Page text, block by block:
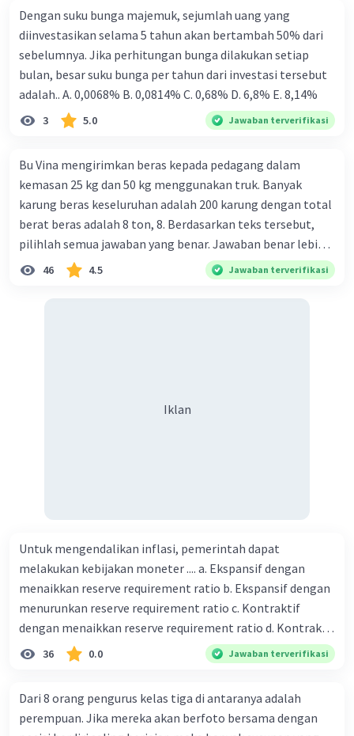
Dengan suku bunga majemuk, sejumlah uang yang
diinvestasikan selama 5 tahun akan bertambah 50% dari
sebelumnya. Jika perhitungan bunga dilakukan setiap
bulan, besar suku bunga per tahun dari investasi tersebut
adalah.. A. 0,0068% B. 0,0814% C. 0,68% D. 6,8% Ε. 8,14%
3 5.0 Jawaban terverifikasi
Bu Vina mengirimkan beras kepada pedagang dalam
kemasan 25 kg dan 50 kg menggunakan truk. Banyak
karung beras keseluruhan adalah 200 karung dengan total
berat beras adalah 8 ton, 8. Berdasarkan teks tersebut,
pilihlah semua jawaban yang benar. Jawaban benar lebih
dari satu. Banyak karung beras kemasan 25 kg adalah 50
buah. Banyak karung beras kemasan 50 kg adalah 150
harus dibayar oleh Bu Vina? A. Rp2.540.000 C. Rp2.312.000 B.
46 4.5 Jawaban terverifikasi
Iklan
Untuk mengendalikan inflasi, pemerintah dapat
melakukan kebijakan moneter .... a. Ekspansif dengan
menaikkan reserve requirement ratio b. Ekspansif dengan
menurunkan reserve requirement ratio c. Kontraktif
dengan menaikkan reserve requirement ratio d. Kontraktif
dengan menurunkan reserve requirement ratio e.
Ekspansif dengan menaikkan tingkat diskonto Bila Bank
ceteris paribus maka .... a. Menimbulkan inflasi di mana
bentuk kurva jumlah uang beredar (penawaran uang) naik
36 0.0 Jawaban terverifikasi
Dari 8 orang pengurus kelas tiga di antaranya adalah
perempuan. Jika mereka akan berfoto bersama dengan